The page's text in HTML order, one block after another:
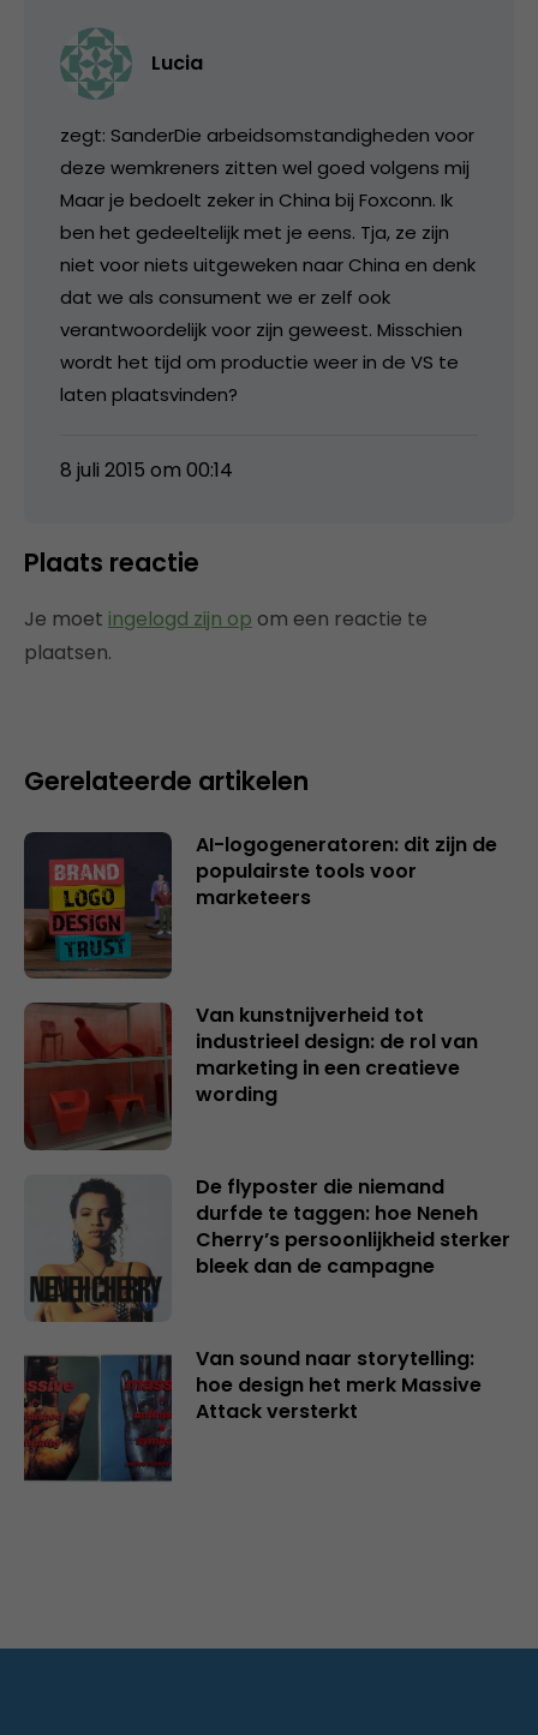
Lucia
zegt: SanderDie arbeidsomstandigheden voor
deze wemkreners zitten wel goed volgens mij
Maar je bedoelt zeker in China bij Foxconn. Ik
ben het gedeeltelijk met je eens. Tja, ze zijn
niet voor niets uitgeweken naar China en denk
dat we als consument we er zelf ook
verantwoordelijk voor zijn geweest. Misschien
wordt het tijd om productie weer in de VS te
laten plaatsvinden?
8 juli 2015 om 00:14
Plaats reactie
Je moet ingelogd zijn op om een reactie te
plaatsen.
Gerelateerde artikelen
AI-logogeneratoren: dit zijn de
populairste tools voor
marketeers
Van kunstnijverheid tot
industrieel design: de rol van
marketing in een creatieve
wording
De flyposter die niemand
durfde te taggen: hoe Neneh
Cherry’s persoonlijkheid sterker
bleek dan de campagne
Van sound naar storytelling:
hoe design het merk Massive
Attack versterkt